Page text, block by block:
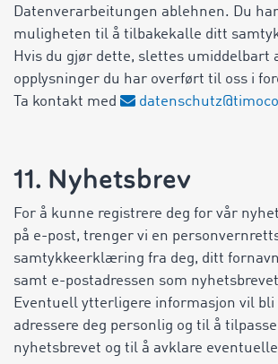
Datenverarbeitungen ablehnen. Du
muligheten til å tilbakekalle ditt
Hvis du gjør dette, slettes umiddelbart
opplysninger du har overført til oss i
Ta kontakt med
11. Nyhetsbrev
For å kunne registrere deg for vår
på e-post, trenger vi en
samtykkeerklæring fra deg, ditt
samt e-postadressen som
Eventuell ytterligere informasjon vil
adressere deg personlig og til å
nyhetsbrevet og til å avklare